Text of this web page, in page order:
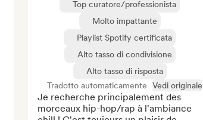
Top curatore/professionista
Molto impattante
Playlist Spotify certificata
Alto tasso di condivisione
Alto tasso di risposta
Tradotto automaticamente
Vedi originale
Je recherche principalement des
morceaux hip-hop/rap à l'ambiance